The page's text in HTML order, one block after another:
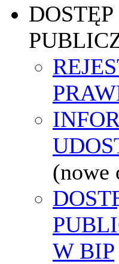
(nowe
W BIP